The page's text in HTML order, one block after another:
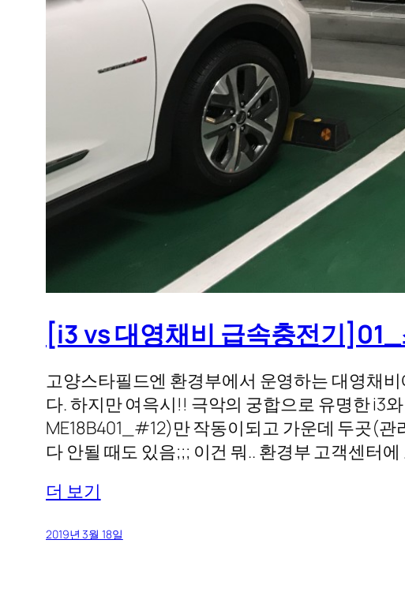
[i3 vs 대영채비 급속충전기
고양스타필드엔 환경부에서 운영하는 대영채
다. 하지만 여윽시!! 극악의 궁합으로 유명한 i3
ME18B401_#12)만 작동이되고 가운데 두곳(
다 안될 때도 있음;;; 이건 뭐.. 환경부 고객센터
더 보기
2019년 3월 18일